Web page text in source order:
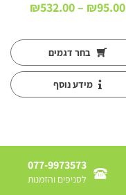
₪95.00
–
₪532.00
בחר דגמים
מידע נוסף
077-9973573
לסניפים והזמנות